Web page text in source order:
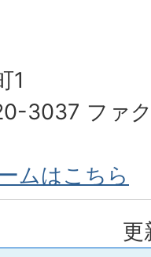
1
3037 ファ
ムはこちら
更